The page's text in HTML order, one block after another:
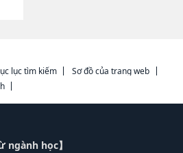
lục tìm kiếm
Sơ đồ của trang web
học】